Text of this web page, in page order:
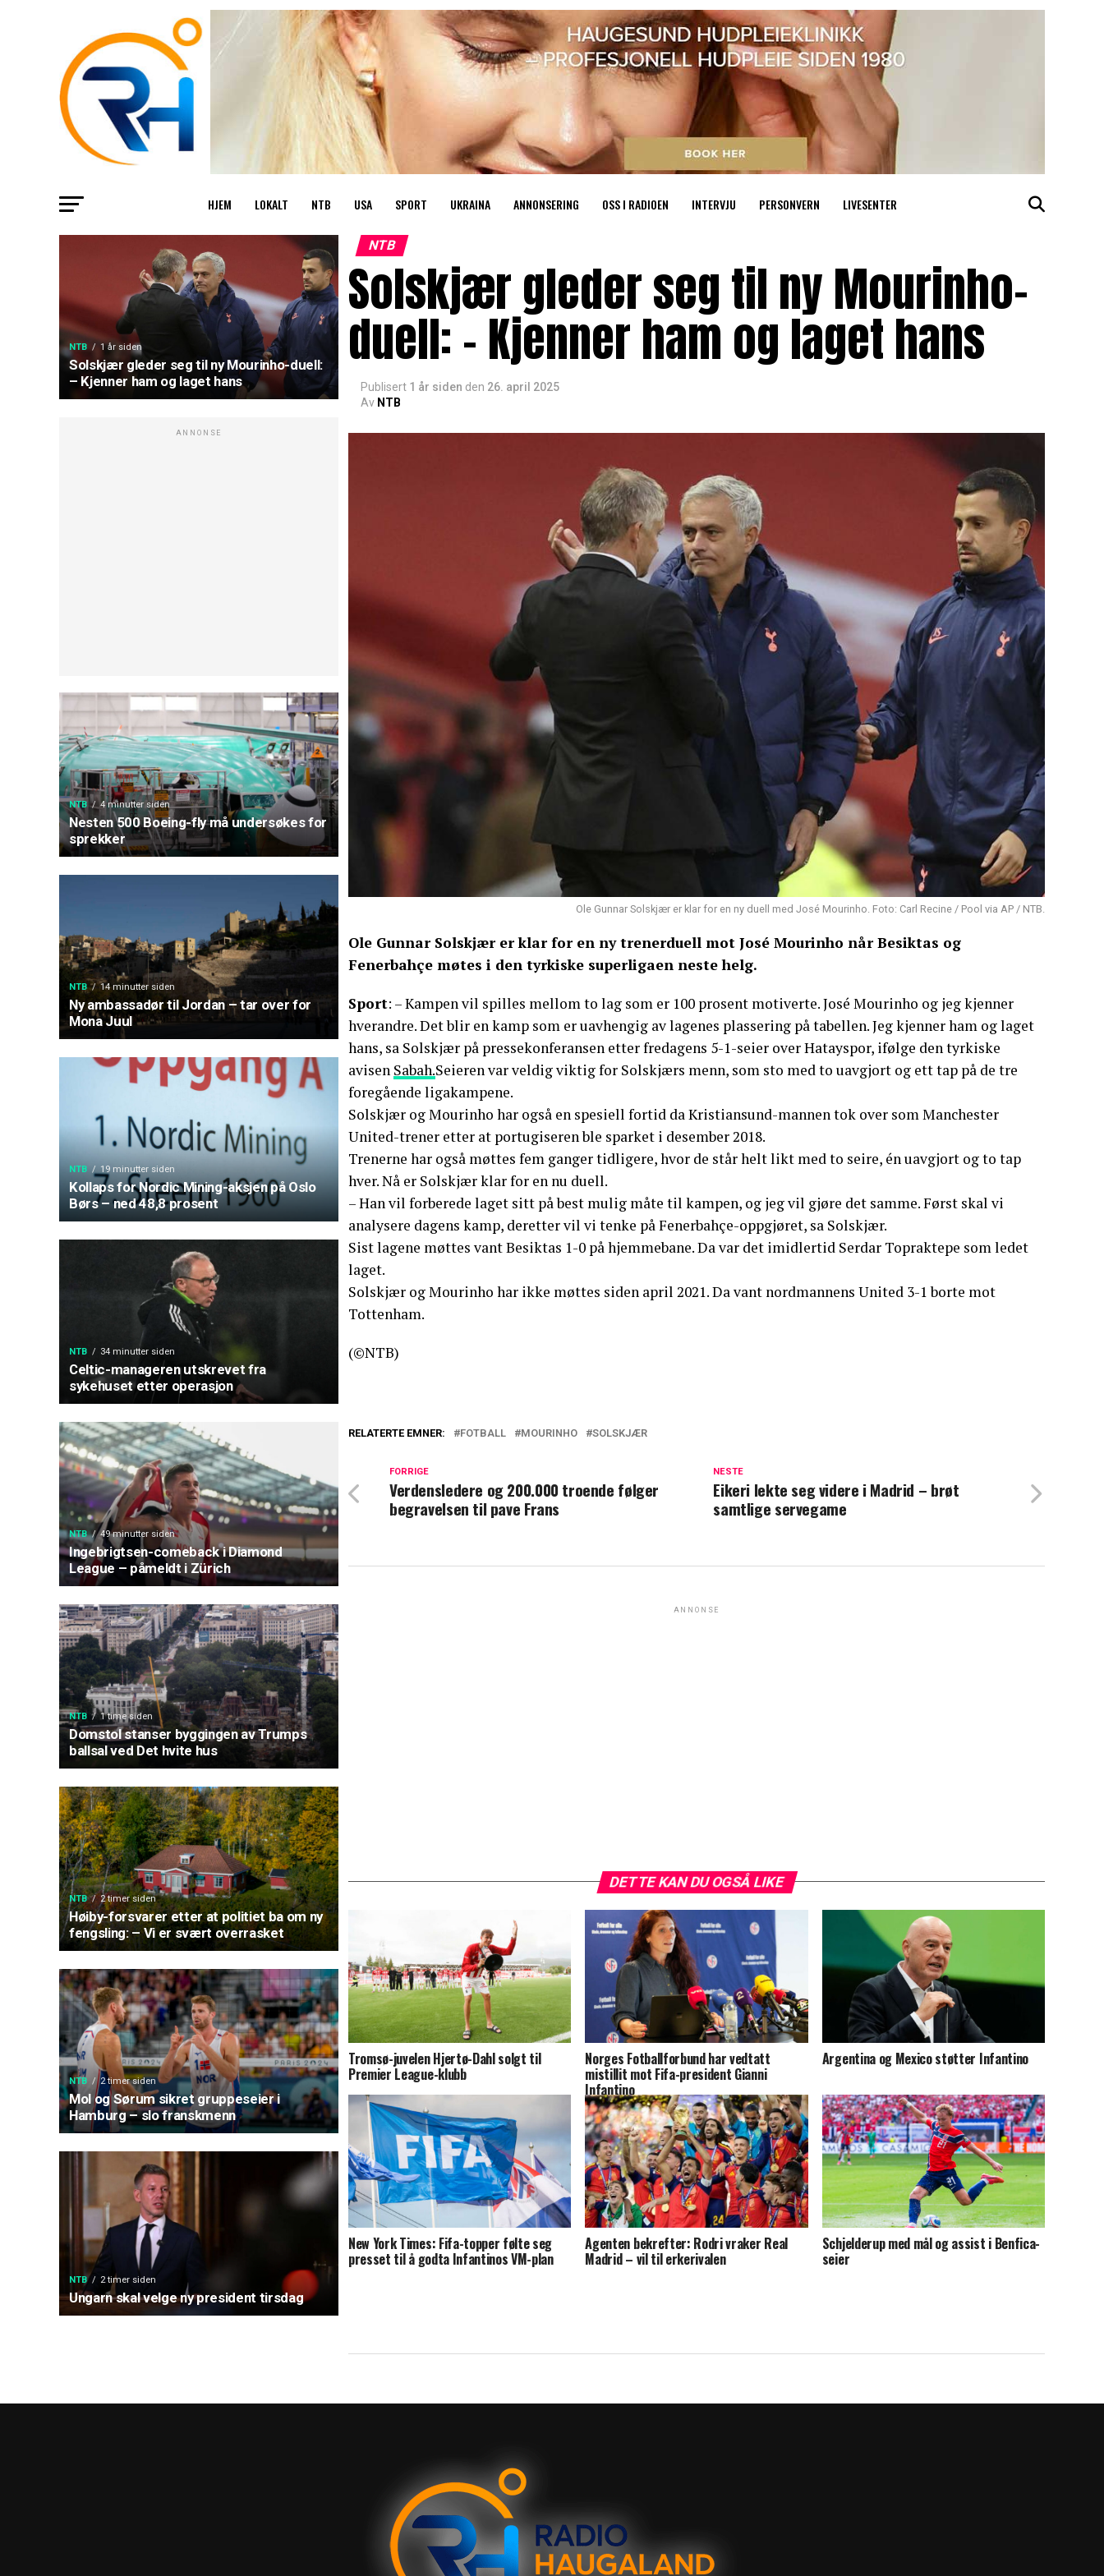
HJEM LOKALT NTB USA SPORT UKRAINA ANNONSERING OSS I RADIOEN INTERVJU PERSONVERN LIVESENTER
NTB 1 år siden
Solskjær gleder seg til ny Mourinho-duell:
– Kjenner ham og laget hans
ANNONSE
NTB 4 minutter siden
Nesten 500 Boeing-fly må undersøkes for
sprekker
NTB 14 minutter siden
Ny ambassadør til Jordan – tar over for
Mona Juul
NTB 19 minutter siden
Kollaps for Nordic Mining-aksjen på Oslo
Børs – ned 48,8 prosent
NTB 34 minutter siden
Celtic-manageren utskrevet fra
sykehuset etter operasjon
NTB 49 minutter siden
Ingebrigtsen-comeback i Diamond
League – påmeldt i Zürich
NTB 1 time siden
Domstol stanser byggingen av Trumps
ballsal ved Det hvite hus
NTB 2 timer siden
Høiby-forsvarer etter at politiet ba om ny
fengsling: – Vi er svært overrasket
NTB 2 timer siden
Mol og Sørum sikret gruppeseier i
Hamburg – slo franskmenn
NTB 2 timer siden
Ungarn skal velge ny president tirsdag
NTB
Solskjær gleder seg til ny Mourinho-
duell: – Kjenner ham og laget hans
Publisert 1 år siden den 26. april 2025
Av NTB
Ole Gunnar Solskjær er klar for en ny duell med José Mourinho. Foto: Carl Recine / Pool via AP / NTB.
Ole Gunnar Solskjær er klar for en ny trenerduell mot José Mourinho når Besiktas og
Fenerbahçe møtes i den tyrkiske superligaen neste helg.
Sport: – Kampen vil spilles mellom to lag som er 100 prosent motiverte. José Mourinho og jeg kjenner
hverandre. Det blir en kamp som er uavhengig av lagenes plassering på tabellen. Jeg kjenner ham og laget
hans, sa Solskjær på pressekonferansen etter fredagens 5-1-seier over Hatayspor, ifølge den tyrkiske
avisen Sabah.Seieren var veldig viktig for Solskjærs menn, som sto med to uavgjort og ett tap på de tre
foregående ligakampene.
Solskjær og Mourinho har også en spesiell fortid da Kristiansund-mannen tok over som Manchester
United-trener etter at portugiseren ble sparket i desember 2018.
Trenerne har også møttes fem ganger tidligere, hvor de står helt likt med to seire, én uavgjort og to tap
hver. Nå er Solskjær klar for en nu duell.
– Han vil forberede laget sitt på best mulig måte til kampen, og jeg vil gjøre det samme. Først skal vi
analysere dagens kamp, deretter vil vi tenke på Fenerbahçe-oppgjøret, sa Solskjær.
Sist lagene møttes vant Besiktas 1-0 på hjemmebane. Da var det imidlertid Serdar Topraktepe som ledet
laget.
Solskjær og Mourinho har ikke møttes siden april 2021. Da vant nordmannens United 3-1 borte mot
Tottenham.
(©NTB)
RELATERTE EMNER: FOTBALL MOURINHO SOLSKJÆR
NESTE
Eikeri lekte seg videre i Madrid – brøt
samtlige servegame
FORRIGE
Verdensledere og 200.000 troende følger
begravelsen til pave Frans
ANNONSE
DETTE KAN DU OGSÅ LIKE
Tromsø-juvelen Hjertø-Dahl solgt til
Premier League-klubb
Norges Fotballforbund har vedtatt
mistillit mot Fifa-president Gianni
Infantino
Argentina og Mexico støtter Infantino
New York Times: Fifa-topper følte seg
presset til å godta Infantinos VM-plan
Agenten bekrefter: Rodri vraker Real
Madrid – vil til erkerivalen
Schjelderup med mål og assist i Benfica-
seier